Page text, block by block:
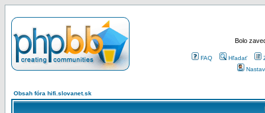
Bolo
FAQ Hľadať
Obsah fóra hifi.slovanet.sk